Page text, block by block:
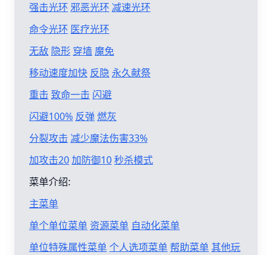
强击光环 邪恶光环 减速光环
命令光环 医疗光环
无敌 隐形 穿墙 魔免
移动速度加快 反隐 永久献祭
重击 致命一击 闪避
闪避100% 反弹燃灰
分裂攻击 减少魔法伤害33%
加攻击20加防御10秒杀模式
菜单介绍:
主菜单
单个单位菜单 资源菜单 自动化菜单
单位特殊属性菜单个人选项菜单帮助菜单其他玩